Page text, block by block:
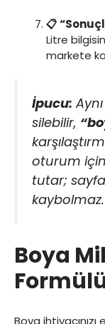
📋
Litre
markete
İpucu:
silebilir,
oturum
tutar;
kaybolmaz.
Boya
Boya